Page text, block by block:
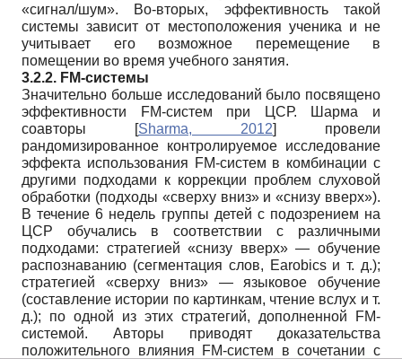
«сигнал/шум». Во-вторых, эффективность такой
системы зависит от местоположения ученика и не
учитывает его возможное перемещение в
помещении во время учебного занятия.
3.2.2. FM-системы
Значительно больше исследований было посвящено
эффективности FM-систем при ЦСР. Шарма и
соавторы
[Sharma, 2012]
провели
рандомизированное контролируемое исследование
эффекта использования FM-систем в комбинации с
другими подходами к коррекции проблем слуховой
обработки (подходы «сверху вниз» и «снизу вверх»).
В течение 6 недель группы детей с подозрением на
ЦСР обучались в соответствии с различными
подходами: стратегией «снизу вверх» — обучение
распознаванию (сегментация слов, Earobics и т. д.);
стратегией «сверху вниз» — языковое обучение
(составление истории по картинкам, чтение вслух и т.
д.); по одной из этих стратегий, дополненной FM-
системой. Авторы приводят доказательства
положительного влияния FM-систем в сочетании с